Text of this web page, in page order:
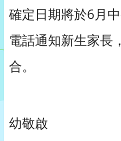
確定日期將於6月
電話通知新生家長
合。
文
幼敬啟